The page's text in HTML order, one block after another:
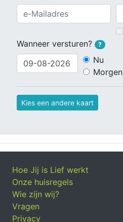
Wanneer versturen?
?
Nu
Morgen
Kies een andere kaart
Hoe Jij is Lief werkt
Onze huisregels
Wie zijn wij?
Vragen
Privacy